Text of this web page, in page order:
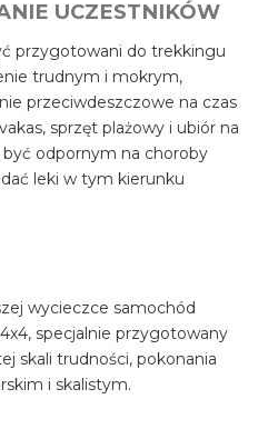
UCZESTNIKÓW
przygotowani do trekkingu
trudnym i mokrym,
przeciwdeszczowe na czas
sprzęt plażowy i ubiór na
być odpornym na choroby
leki w tym kierunku
wycieczce samochód
specjalnie przygotowany
skali trudności, pokonania
i skalistym.